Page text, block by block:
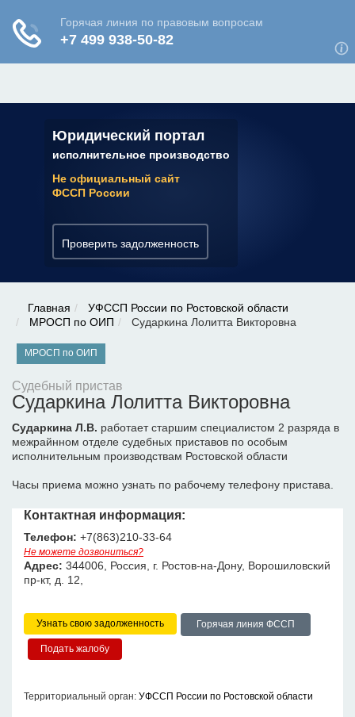
Юридический портал
исполнительное производство
Не официальный сайт
ФССП России
Проверить задолженность
✆ 7 (800) 350-22-64
Главная
УФССП России по Ростовской области
МРОСП по ОИП
Сударкина Лолитта Викторовна
МРОСП по ОИП
Судебный пристав
Сударкина Лолитта Викторовна
Сударкина Л.В. работает старшим специалистом 2 разряда в
межрайнном отделе судебных приставов по особым
исполнительным производствам Ростовской области
Часы приема можно узнать по рабочему телефону пристава.
Контактная информация:
Телефон: +7(863)210-33-64
Не можете дозвониться?
Адрес: 344006, Россия, г. Ростов-на-Дону, Ворошиловский
пр-кт, д. 12,
Узнать свою задолженность Горячая линия ФССП
Территориальный орган: УФССП России по Ростовской области